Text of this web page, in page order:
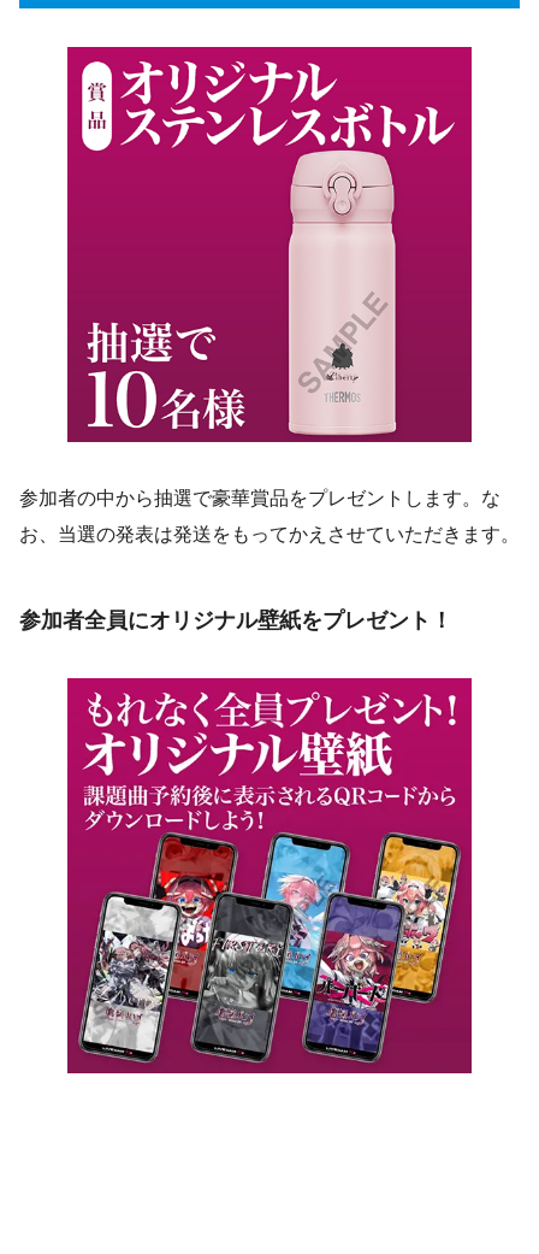
参加者の中から抽選で豪華賞品をプレゼントします。な
お、当選の発表は発送をもってかえさせていただきます。
参加者全員にオリジナル壁紙をプレゼント！